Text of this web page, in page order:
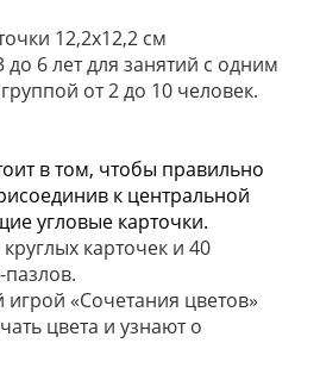
12,2х12,2 см
до 6 лет для занятий с одним
от 2 до 10 человек.
в том, чтобы правильно
к центральной
угловые карточки.
карточек и 40
игрой «Сочетания цветов»
цвета и узнают о